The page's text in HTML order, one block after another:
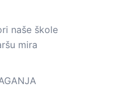
naše škole
mira